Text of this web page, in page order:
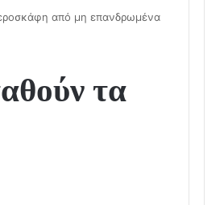
από μη επανδρωμένα
τα